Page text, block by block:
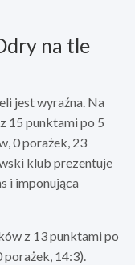
na tle
jest wyraźna. Na
15 punktami po 5
0 porażek, 23
klub prezentuje
i imponująca
z 13 punktami po
porażek, 14:3).